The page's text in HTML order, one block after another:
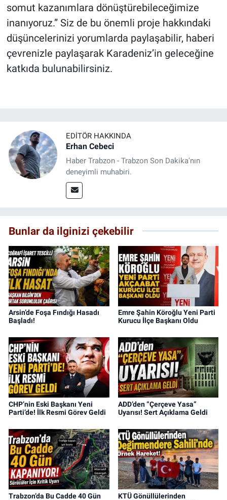
somut kazanımlara dönüştürebileceğimize
inanıyoruz.” Siz de bu önemli proje hakkındaki
düşüncelerinizi yorumlarda paylaşabilir, haberi
çevrenizle paylaşarak Karadeniz’in geleceğine
katkıda bulunabilirsiniz.
EDITÖR HAKKINDA
Erhan Cebeci
Haber Trabzon - Trabzon Son Dakika'nın
deneyimli muhabiri.
Bunlar da ilginizi çekebilir
Arsin’de Foşa Fındığı Hasadı
Başladı!
Emre Şahin Köroğlu Yeni Parti
Kurucu İlçe Başkanı Oldu
CHP’nin Eski Başkanı Yeni
Parti’de! İlk Resmi Görev Geldi
ADD’den “Çerçeve Yasa”
Uyarısı! Sert Açıklama Geldi
Trabzon’da Bu Cadde 40 Gün
KTÜ Gönüllülerinden